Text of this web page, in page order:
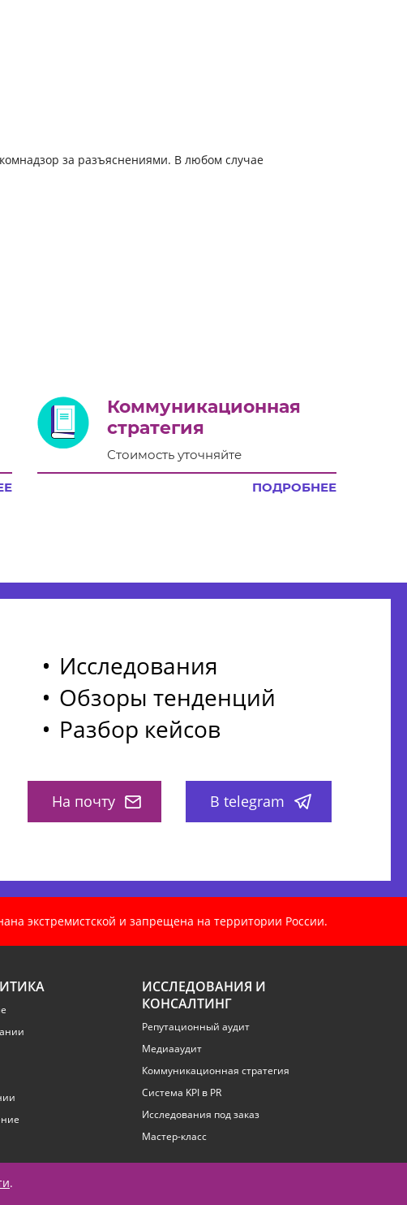
за разъяснениями. В любом случае
Коммуникационная
стратегия
Стоимость уточняйте
ПОДРОБНЕЕ
Исследования
Обзоры тенденций
Разбор кейсов
На почту В telegram
экстремистской и запрещена на территории России.
ИССЛЕДОВАНИЯ И
КОНСАЛТИНГ
Репутационный аудит
Медиааудит
Коммуникационная стратегия
Система KPI в PR
Исследования под заказ
Мастер-класс
.